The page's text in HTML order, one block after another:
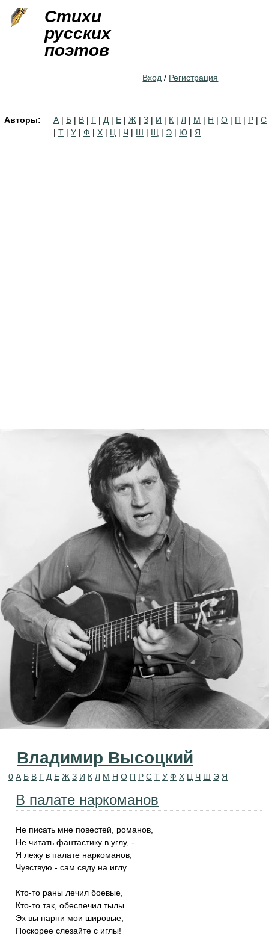
Стихи
русских
поэтов
Вход / Регистрация
Авторы: А | Б | В | Г | Д | Е | Ж | З | И | К | Л | М | Н | О | П | Р | С
| Т | У | Ф | Х | Ц | Ч | Ш | Щ | Э | Ю | Я
Владимир Высоцкий
0 А Б В Г Д Е Ж З И К Л М Н О П Р С Т У Ф Х Ц Ч Ш Э Я
В палате наркоманов
Не писать мне повестей, романов,
Не читать фантастику в углу, -
Я лежу в палате наркоманов,
Чувствую - сам сяду на иглу.
Кто-то раны лечил боевые,
Кто-то так, обеспечил тылы...
Эх вы парни мои шировые,
Поскорее слезайте с иглы!